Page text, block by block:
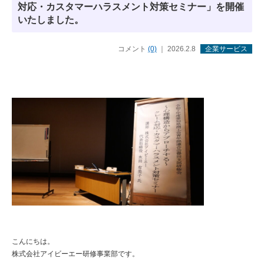
対応・カスタマーハラスメント対策セミナー」を開催
いたしました。
コメント (0) ｜ 2026.2.8 企業サービス
こんにちは。
株式会社アイビーエー研修事業部です。